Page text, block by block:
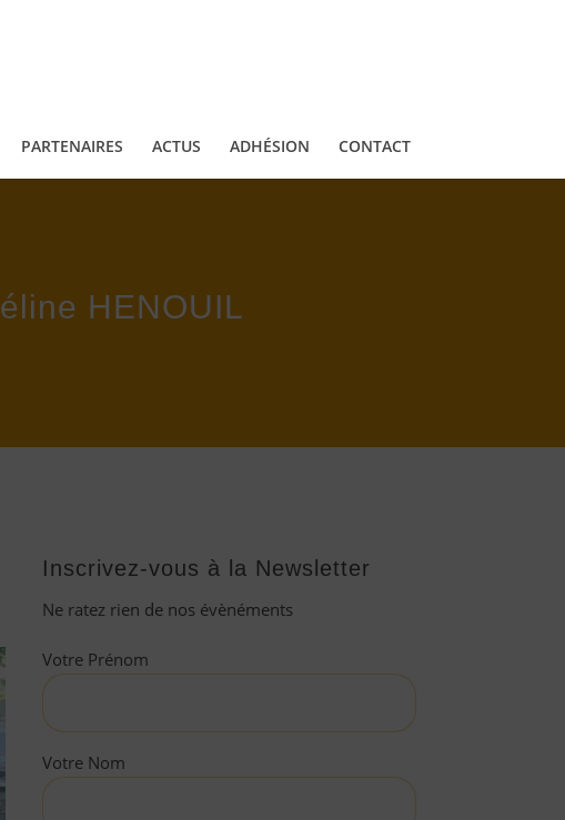
PARTENAIRES ACTUS ADHÉSION CONTACT
HENOUIL
Inscrivez-vous à la Newsletter
Ne ratez rien de nos évènéments
Votre Prénom
Votre Nom